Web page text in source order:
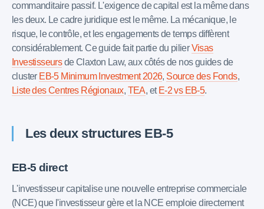
commanditaire passif. L'exigence de capital est la même dans
les deux. Le cadre juridique est le même. La mécanique, le
risque, le contrôle, et les engagements de temps diffèrent
considérablement. Ce guide fait partie du pilierVisas
Investisseursde Claxton Law, aux côtés de nos guides de
cluster EB-5 Minimum Investment 2026, Source des Fonds,
Liste des Centres Régionaux, TEA, et E-2 vs EB-5.
Les deux structures EB-5
EB-5 direct
L'investisseur capitalise une nouvelle entreprise commerciale
(NCE) que l'investisseur gère et la NCE emploie directement